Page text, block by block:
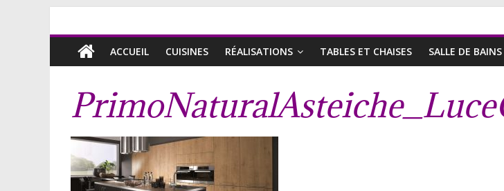
ACCUEIL CUISINES RÉALISATIONS TABLES ET CHAISES SALLE DE BAINS